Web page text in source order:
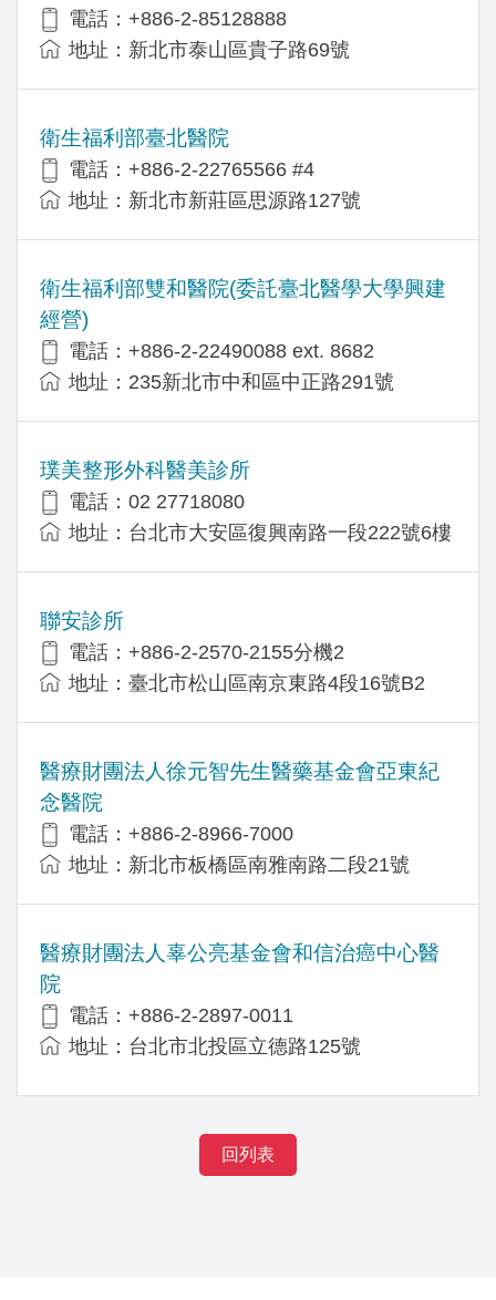
電話：+886-2-85128888
地址：新北市泰山區貴子路69號
衛生福利部臺北醫院
電話：+886-2-22765566 #4
地址：新北市新莊區思源路127號
衛生福利部雙和醫院(委託臺北醫學大學興建
經營)
電話：+​886-2-22490088 ext. 8682
地址：​235新北市中和區中正路291號
璞美整形外科醫美診所
電話：02 27718080
地址：台北市大安區復興南路一段222號6樓
聯安診所
電話：+886-2-2570-2155分機2
地址：臺北市松山區南京東路4段16號B2
醫療財團法人徐元智先生醫藥基金會亞東紀
念醫院
電話：+886-2-8966-7000
地址：新北市板橋區南雅南路二段21號
醫療財團法人辜公亮基金會和信治癌中心醫
院
電話：+886-2-2897-0011
地址：台北市北投區立德路125號
回列表